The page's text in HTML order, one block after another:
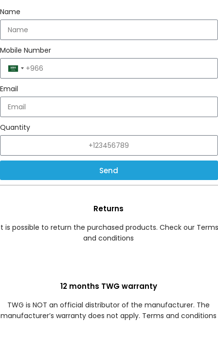
Name
Mobile Number
Saudi
Arabia
+966
Email
Quantity
Send
Returns
is possible to return the purchased products. Check our Terms
and conditions
12 months TWG warranty
TWG is NOT an official distributor of the manufacturer. The
manufacturer’s warranty does not apply. Terms and conditions